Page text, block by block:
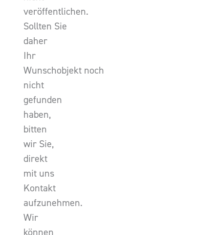
veröffentlichen.
Sollten Sie
daher
Ihr
Wunschobjekt noch
nicht
gefunden
haben,
bitten
wir Sie,
direkt
mit uns
Kontakt
aufzunehmen.
Wir
können